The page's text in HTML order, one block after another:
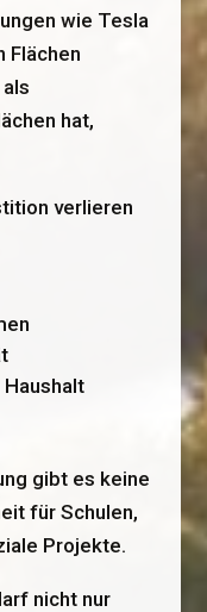
wie Tesla
Flächen
hat,
verlieren
gibt es keine
für Schulen,
Projekte.
nicht nur